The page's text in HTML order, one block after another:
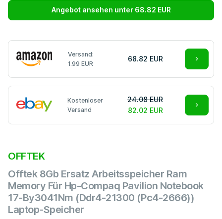
Angebot ansehen unter 68.82 EUR
Versand:
1.99 EUR
68.82 EUR
Kostenloser
Versand
24.08 EUR
82.02 EUR
OFFTEK
Offtek 8Gb Ersatz Arbeitsspeicher Ram
Memory Für Hp-Compaq Pavilion Notebook
17-By3041Nm (Ddr4-21300 (Pc4-2666))
Laptop-Speicher